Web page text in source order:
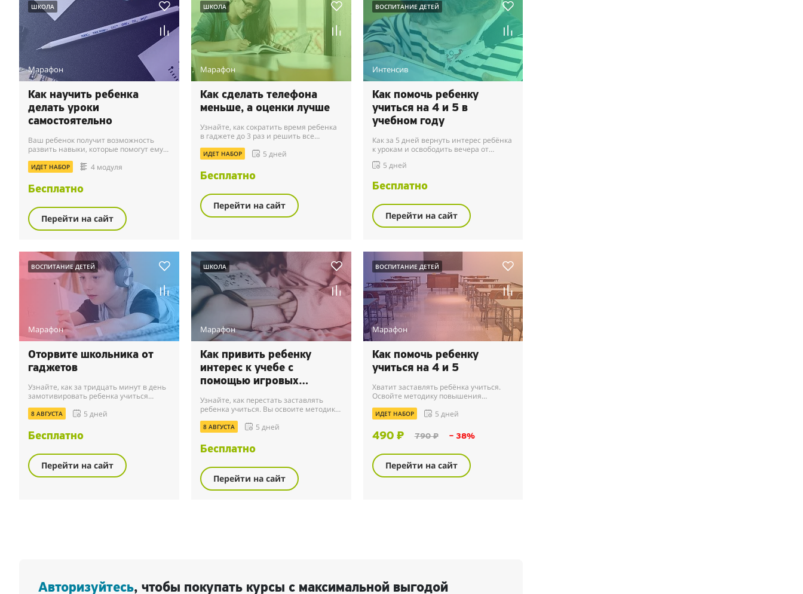
ШКОЛА
Марафон
Как научить ребенка
делать уроки
самостоятельно
Ваш ребенок получит возможность
развить навыки, которые помогут ему в
жизни: умение общаться, финансовую
грамотность, способность
мотивировать себя и ...
ИДЕТ НАБОР 4 модуля
Бесплатно
Перейти на сайт
ШКОЛА
Марафон
Как сделать телефона
меньше, а оценки лучше
Узнайте, как сократить время ребенка
в гаджете до 3 раз и решить все
проблемы со школой.
ИДЕТ НАБОР 5 дней
Бесплатно
Перейти на сайт
ВОСПИТАНИЕ ДЕТЕЙ
Интенсив
Как помочь ребенку
учиться на 4 и 5 в
учебном году
Как за 5 дней вернуть интерес ребёнка
к урокам и освободить вечера от
истерик и ссор из-за домашки.
5 дней
Бесплатно
Перейти на сайт
ВОСПИТАНИЕ ДЕТЕЙ
Марафон
Оторвите школьника от
гаджетов
Узнайте, как за тридцать минут в день
замотивировать ребенка учиться
осознанно и с удовольствием и,
наконец, перестаньте сидеть над
домашкой и займите...
8 АВГУСТА 5 дней
Бесплатно
Перейти на сайт
ШКОЛА
Марафон
Как привить ребенку
интерес к учебе с
помощью игровых
практик для мозга
Узнайте, как перестать заставлять
ребенка учиться. Вы освоите методику,
благодаря которой у школьника
повысится успеваемость, проснется
интерес к учеб...
8 АВГУСТА 5 дней
Бесплатно
Перейти на сайт
ВОСПИТАНИЕ ДЕТЕЙ
Марафон
Как помочь ребенку
учиться на 4 и 5
Хватит заставлять ребёнка учиться.
Освойте методику повышения
успеваемости, интереса к учебе и
самостоятельности за 15 минут в день.
ИДЕТ НАБОР 5 дней
490 ₽ 790 ₽ – 38%
Перейти на сайт
Авторизуйтесь, чтобы покупать курсы с максимальной выгодой